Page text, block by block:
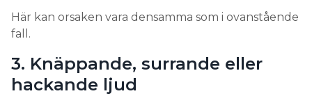
Här kan orsaken vara densamma som i ovanstående
fall.
3. Knäppande, surrande eller
hackande ljud